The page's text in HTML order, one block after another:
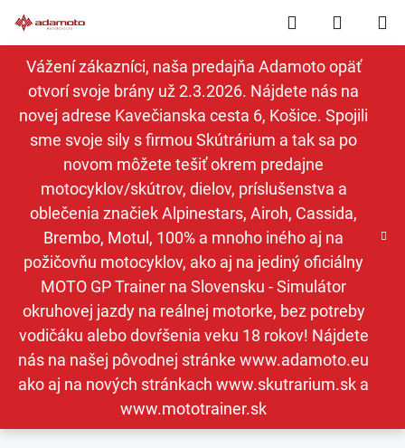
na
obsah
Vážení zákazníci, naša predajňa Adamoto opäť
otvorí svoje brány už 2.3.2026. Nájdete nás na
novej adrese Kavečianska cesta 6, Košice. Spojili
sme svoje sily s firmou Skútrárium a tak sa po
novom môžete tešiť okrem predajne
motocyklov/skútrov, dielov, príslušenstva a
oblečenia značiek Alpinestars, Airoh, Cassida,
Brembo, Motul, 100% a mnoho iného aj na
požičovňu motocyklov, ako aj na jediný oficiálny
MOTO GP Trainer na Slovensku - Simulátor
okruhovej jazdy na reálnej motorke, bez potreby
vodičáku alebo dovŕšenia veku 18 rokov! Nájdete
nás na našej pôvodnej stránke www.adamoto.eu
ako aj na nových stránkach www.skutrarium.sk a
www.mototrainer.sk
Hľadať
KOŠÍK